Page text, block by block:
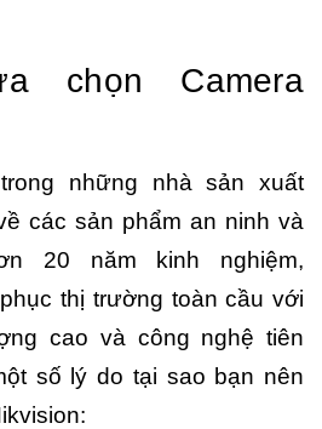
chọn Camera
những nhà sản xuất
các sản phẩm an ninh và
20 năm kinh nghiệm,
thị trường toàn cầu với
cao và công nghệ tiên
số lý do tại sao bạn nên